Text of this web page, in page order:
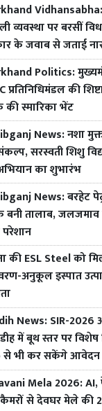
व्यवस्था पर बरसीं
के जवाब से जताई
Politics:
प्रतिनिधिमंडल की
स्मारिका भेंट
News: नशा
सरस्वती शिशु
का शुभारंभ
News: बरहेट
तालाब,
की ESL Steel को
अनुकूल इस्पात
News: SIR-2026
में बूथ स्तर पर विशेष
से भी कर सकेंगे आवेदन
Mela 2026: AI,
कैमरों से देवघर मेले की